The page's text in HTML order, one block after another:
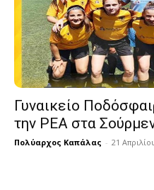
Γυναικείο
την ΡΕΑ στα
Πολύαρχος Καπάλας - 21